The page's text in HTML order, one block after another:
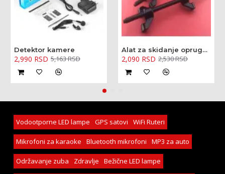
Detektor kamere
2,990 RSD 5,163 RSD
Alat za skidanje opruga amortizera - kovani 370mm
2,090 RSD 2,530 RSD
Vodootporne LED lampe GPS satovi WiFi Ruteri
Mikrofoni za karaoke Bluetooth mikrofoni MP3 za auto
Održavanje zuba Zdravlje Bežične LED lampe